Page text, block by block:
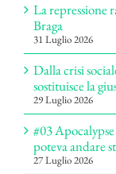
La repressione
Braga
31 Luglio 2026
Dalla crisi
sostituisce la
29 Luglio 2026
#03
poteva andare
27 Luglio 2026